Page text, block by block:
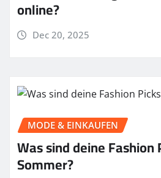
online?
Dec 20, 2025
MODE & EINKAUFEN
Was sind deine Fashion
Sommer?